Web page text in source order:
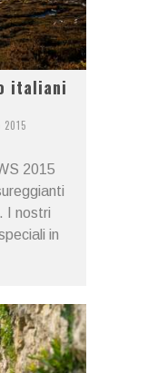
italiani
2015
2015
I nostri
in